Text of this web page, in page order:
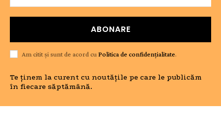
ABONARE
Am citit și sunt de acord cu Politica de confidențialitate.
Te ținem la curent cu noutățile pe care le publicăm
în fiecare săptămână.